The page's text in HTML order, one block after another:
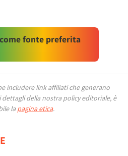
fonte preferita
includere link affiliati che generano
dettagli della nostra policy editoriale, è
la pagina etica.